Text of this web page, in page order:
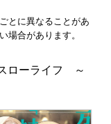
とに異なることがあ
場合があります。
ローライフ ～